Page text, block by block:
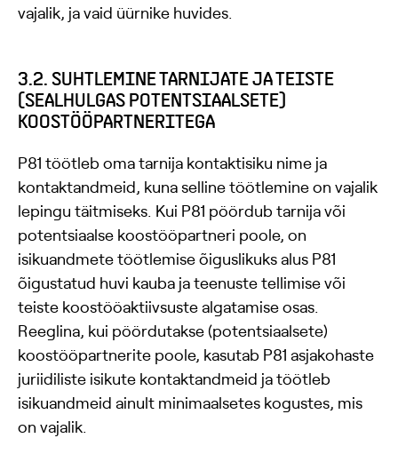
vajalik, ja vaid üürnike huvides.
3.2. SUHTLEMINE TARNIJATE JA TEISTE
(SEALHULGAS POTENTSIAALSETE)
KOOSTÖÖPARTNERITEGA
P81 töötleb oma tarnija kontaktisiku nime ja
kontaktandmeid, kuna selline töötlemine on vajalik
lepingu täitmiseks. Kui P81 pöördub tarnija või
potentsiaalse koostööpartneri poole, on
isikuandmete töötlemise õiguslikuks alus P81
õigustatud huvi kauba ja teenuste tellimise või
teiste koostööaktiivsuste algatamise osas.
Reeglina, kui pöördutakse (potentsiaalsete)
koostööpartnerite poole, kasutab P81 asjakohaste
juriidiliste isikute kontaktandmeid ja töötleb
isikuandmeid ainult minimaalsetes kogustes, mis
on vajalik.